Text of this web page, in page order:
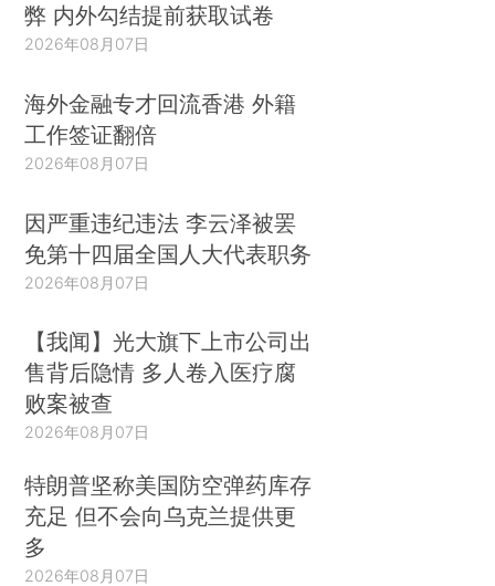
弊 内外勾结提前获取试卷
2026年08月07日
海外金融专才回流香港 外籍
工作签证翻倍
2026年08月07日
因严重违纪违法 李云泽被罢
免第十四届全国人大代表职务
2026年08月07日
【我闻】光大旗下上市公司出
售背后隐情 多人卷入医疗腐
败案被查
2026年08月07日
特朗普坚称美国防空弹药库存
充足 但不会向乌克兰提供更
多
2026年08月07日